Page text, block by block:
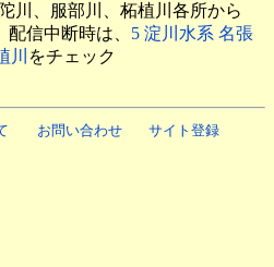
川、服部川、柘植川各所から
配信中断時は、 5 淀川水系 名張
川 をチェック
お問い合わせ サイト登録